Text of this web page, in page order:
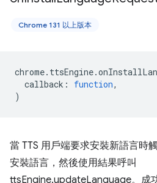
Chrome 131 以上版本
chrome. ttsEngine.
callback : function,
)
當 TTS 用戶端要求安裝新語言時
安裝語言，然後使用結果呼叫
ttsEngine.updateLanguage。成